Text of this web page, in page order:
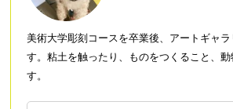
美術大学彫刻コースを卒業後、アートギャラ
す。粘土を触ったり、ものをつくること、
す。